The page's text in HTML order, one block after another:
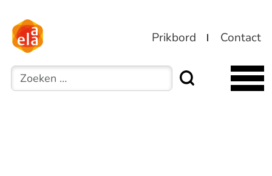
Prikbord Contact
Zoeken